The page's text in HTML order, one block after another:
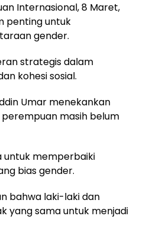
Internasional, 8 Maret,
penting untuk
gender.
strategis dalam
kohesi sosial.
Umar menekankan
masih belum
untuk memperbaiki
bias gender.
bahwa laki-laki dan
yang sama untuk menjadi